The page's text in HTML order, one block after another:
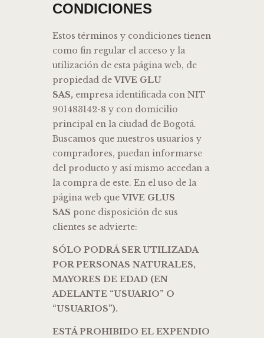
CONDICIONES
Estos términos y condiciones tienen
como fin regular el acceso y la
utilización de esta página web, de
propiedad deVIVE GLU
SAS, empresa identificada con NIT
901483142-8 y con domicilio
principal en la ciudad de Bogotá.
Buscamos que nuestros usuarios y
compradores, puedan informarse
del producto y así mismo accedan a
la compra de este. En el uso de la
página web queVIVE GLUS
SAS pone disposición de sus
clientes se advierte:
SÓLO PODRÁ SER UTILIZADA
POR PERSONAS NATURALES,
MAYORES DE EDAD (EN
ADELANTE “USUARIO” O
“USUARIOS”).
ESTÁ PROHIBIDO EL EXPENDIO